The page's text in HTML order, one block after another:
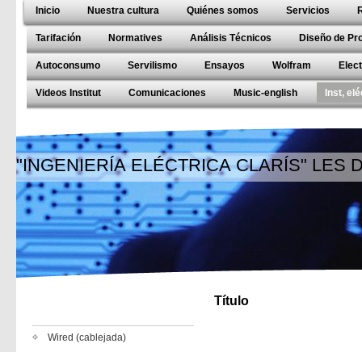
Inicio Nuestra cultura Quiénes somos Servicios
Tarifación Normatives Análisis Técnicos Diseño de
Autoconsumo Servilismo Ensayos Wolfram
Videos Institut Comunicaciones Music-english Inst,
"INGENIERÍA ELÉCTRICA CLARÍS" LES
Wired (cablejada)
Título